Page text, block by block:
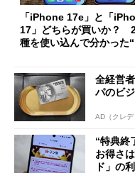
「iPhone 17e」と「
17」どちらが買いか？
種を使い込んで分かった
全経営
パのビ
AD（クレデ
“特典終
お得さ
ド」の